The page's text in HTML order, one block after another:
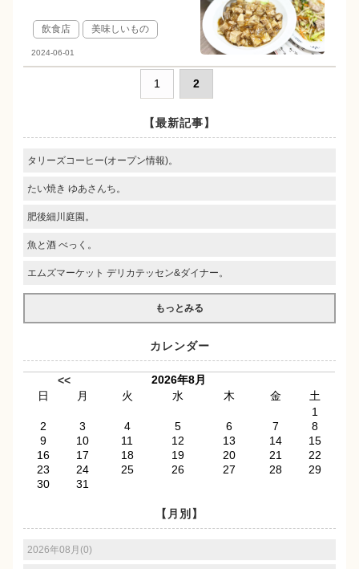
飲食店 美味しいもの
2024-06-01
1 2
【最新記事】
タリーズコーヒー(オープン情報)。
たい焼き ゆあさんち。
肥後細川庭園。
魚と酒 べっく。
エムズマーケット デリカテッセン&ダイナー。
もっとみる
カレンダー
<<
2026年8月
日
月 火 水 木 金
土
1
2
3 4 5 6 7
8
9
10 11 12 13 14
15
16
17 18 19 20 21
22
23
24 25 26 27 28
29
30
31
【月別】
2026年08月(0)